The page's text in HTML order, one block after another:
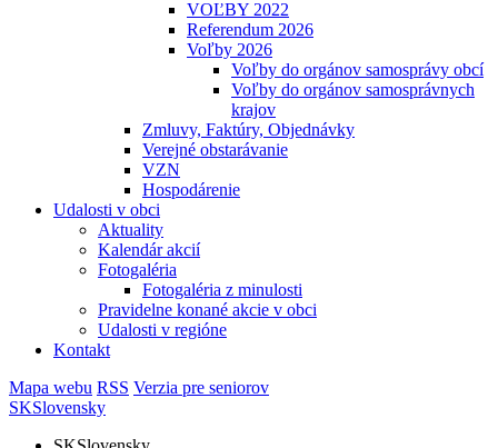
VOĽBY 2022
Referendum 2026
Voľby 2026
Voľby do orgánov samosprávy obcí
Voľby do orgánov samosprávnych
krajov
Zmluvy, Faktúry, Objednávky
Verejné obstarávanie
VZN
Hospodárenie
Udalosti v obci
Aktuality
Kalendár akcií
Fotogaléria
Fotogaléria z minulosti
Pravidelne konané akcie v obci
Udalosti v regióne
Kontakt
Mapa webu RSS Verzia pre seniorov
SKSlovensky